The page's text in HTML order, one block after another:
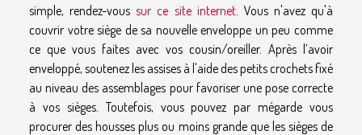
simple, rendez-voussur ce site internet. Vous n'avez qu'à
couvrir votre siège de sa nouvelle enveloppe un peu comme
ce que vous faites avec vos cousin/oreiller. Après l’avoir
enveloppé, soutenez les assises à l'aide des petits crochets fixé
au niveau des assemblages pour favoriser une pose correcte
à vos sièges. Toutefois, vous pouvez par mégarde vous
procurer des housses plus ou moins grande que les sièges de